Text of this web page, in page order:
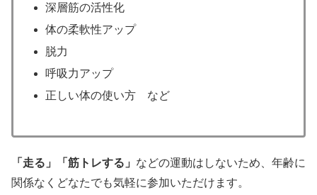
深層筋の活性化
体の柔軟性アップ
脱力
呼吸力アップ
正しい体の使い方 など
「走る」「筋トレする」 などの運動はしないため、年齢に
関係なくどなたでも気軽に参加いただけます。